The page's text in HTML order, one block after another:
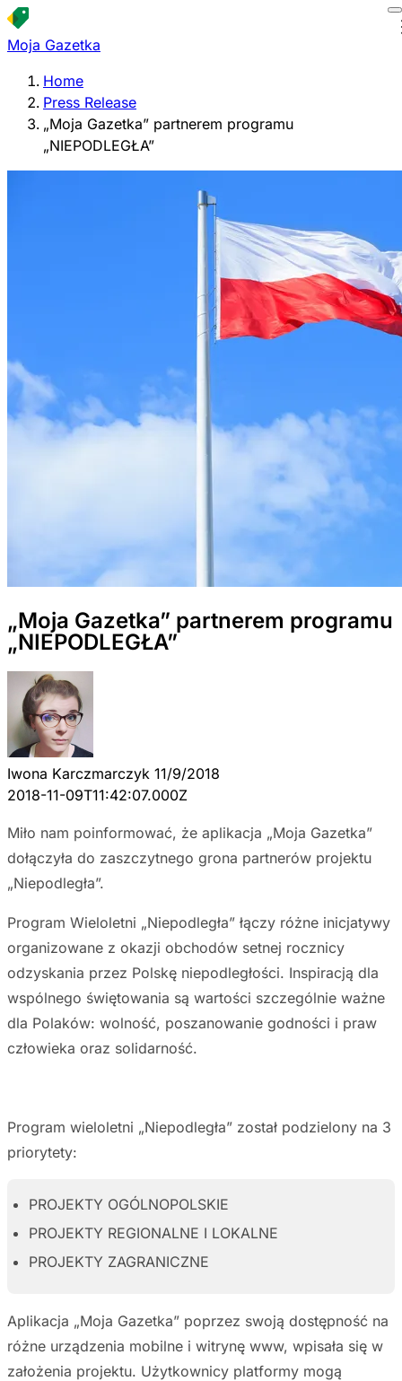
Moja Gazetka
Home
Press Release
„Moja Gazetka” partnerem programu
„NIEPODLEGŁA”
„Moja Gazetka” partnerem programu
„NIEPODLEGŁA”
Iwona Karczmarczyk 11/9/2018
2018-11-09T11:42:07.000Z
Miło nam poinformować, że aplikacja „Moja Gazetka”
dołączyła do zaszczytnego grona partnerów projektu
„Niepodległa”.
Program Wieloletni „Niepodległa” łączy różne inicjatywy
organizowane z okazji obchodów setnej rocznicy
odzyskania przez Polskę niepodległości. Inspiracją dla
wspólnego świętowania są wartości szczególnie ważne
dla Polaków: wolność, poszanowanie godności i praw
człowieka oraz solidarność.
Program wieloletni „Niepodległa” został podzielony na 3
priorytety:
PROJEKTY OGÓLNOPOLSKIE
PROJEKTY REGIONALNE I LOKALNE
PROJEKTY ZAGRANICZNE
Aplikacja „Moja Gazetka” poprzez swoją dostępność na
różne urządzenia mobilne i witrynę www, wpisała się w
założenia projektu. Użytkownicy platformy mogą